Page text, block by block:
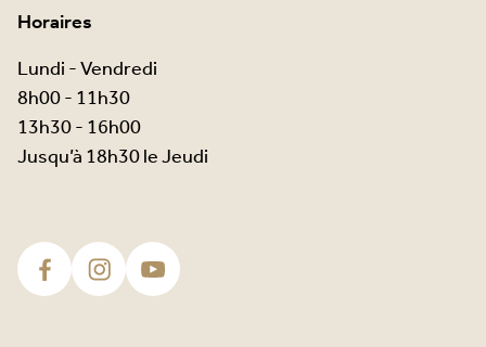
Horaires
Lundi - Vendredi
8h00 - 11h30
13h30 - 16h00
Jusqu’à 18h30 le Jeudi